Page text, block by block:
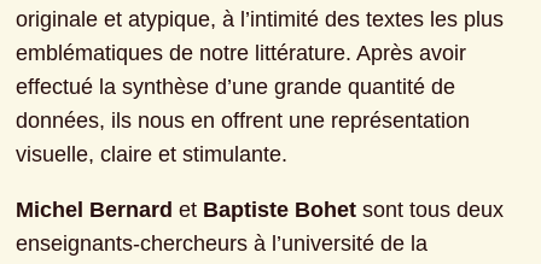
originale et atypique, à l’intimité des textes les plus
emblématiques de notre littérature. Après avoir
effectué la synthèse d’une grande quantité de
données, ils nous en offrent une représentation
visuelle, claire et stimulante.
Michel Bernard et Baptiste Bohet sont tous deux
enseignants-chercheurs à l’université de la